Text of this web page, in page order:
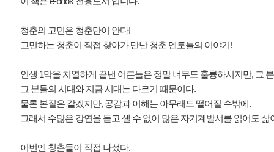
청춘의 고민은 청춘만이 안다!
고민하는 청춘이 직접 찾아가 만난 청춘 멘토들의 이야기!
인생 1막을 치열하게 끝낸 어른들은 정말 너무도 훌륭하시지만, 그
그 분들의 시대와 지금 시대는 다르기 때문이다.
물론 본질은 같겠지만, 공감과 이해는 아무래도 떨어질 수밖에.
그래서 수많은 강연을 듣고 셀 수 없이 많은 자기계발서를 읽어도 삶
이번엔 청춘들이 직접 나섰다.